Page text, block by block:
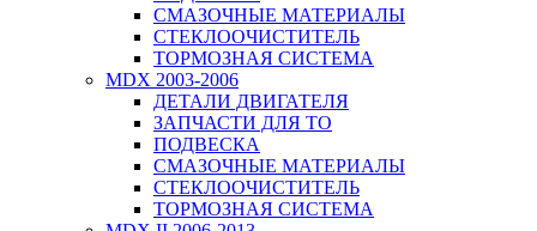
СМАЗОЧНЫЕ МАТЕРИАЛЫ
СТЕКЛООЧИСТИТЕЛЬ
ТОРМОЗНАЯ СИСТЕМА
MDX 2003-2006
ДЕТАЛИ ДВИГАТЕЛЯ
ЗАПЧАСТИ ДЛЯ ТО
ПОДВЕСКА
СМАЗОЧНЫЕ МАТЕРИАЛЫ
СТЕКЛООЧИСТИТЕЛЬ
ТОРМОЗНАЯ СИСТЕМА